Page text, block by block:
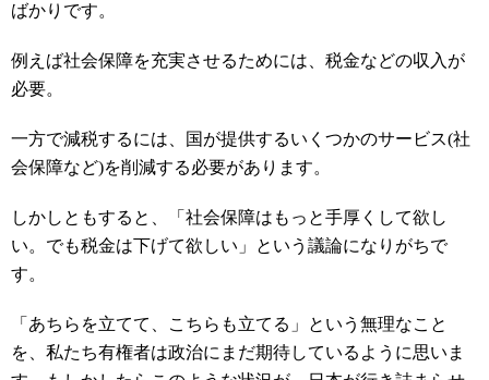
ばかりです。
例えば社会保障を充実させるためには、税金などの収入が
必要。
一方で減税するには、国が提供するいくつかのサービス(社
会保障など)を削減する必要があります。
しかしともすると、「社会保障はもっと手厚くして欲し
い。でも税金は下げて欲しい」という議論になりがちで
す。
「あちらを立てて、こちらも立てる」という無理なこと
を、私たち有権者は政治にまだ期待しているように思いま